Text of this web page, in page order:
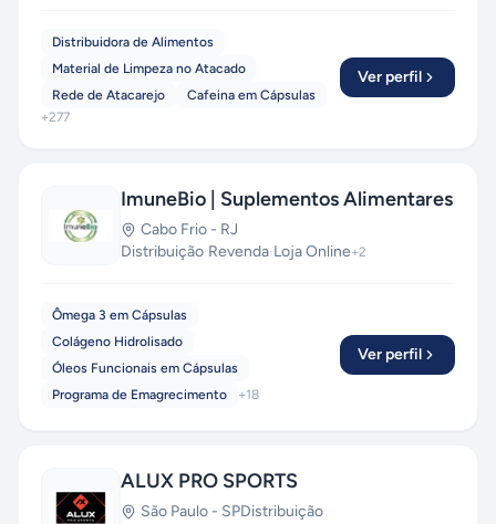
Distribuidora de Alimentos
Material de Limpeza no Atacado
Rede de Atacarejo
Cafeina em Cápsulas
+277
Ver perfil
ImuneBio | Suplementos Alimentares
Cabo Frio - RJ
Distribuição·Revenda·Loja Online+2
Ômega 3 em Cápsulas
Colágeno Hidrolisado
Óleos Funcionais em Cápsulas
Programa de Emagrecimento
+18
Ver perfil
ALUX PRO SPORTS
São Paulo - SPDistribuição